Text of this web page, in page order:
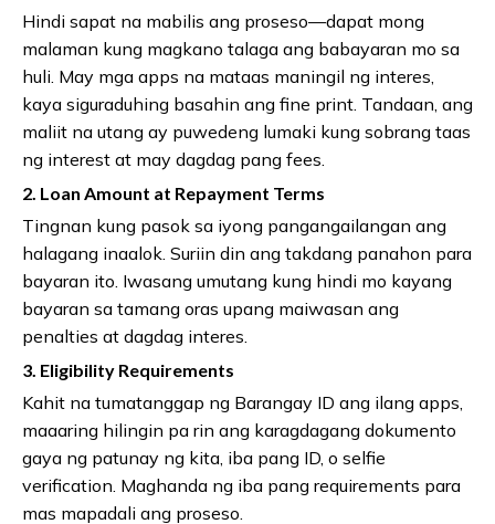
Hindi sapat na mabilis ang proseso—dapat mong
malaman kung magkano talaga ang babayaran mo sa
huli. May mga apps na mataas maningil ng interes,
kaya siguraduhing basahin ang fine print. Tandaan, ang
maliit na utang ay puwedeng lumaki kung sobrang taas
ng interest at may dagdag pang fees.
2. Loan Amount at Repayment Terms
Tingnan kung pasok sa iyong pangangailangan ang
halagang inaalok. Suriin din ang takdang panahon para
bayaran ito. Iwasang umutang kung hindi mo kayang
bayaran sa tamang oras upang maiwasan ang
penalties at dagdag interes.
3. Eligibility Requirements
Kahit na tumatanggap ng Barangay ID ang ilang apps,
maaaring hilingin pa rin ang karagdagang dokumento
gaya ng patunay ng kita, iba pang ID, o selfie
verification. Maghanda ng iba pang requirements para
mas mapadali ang proseso.